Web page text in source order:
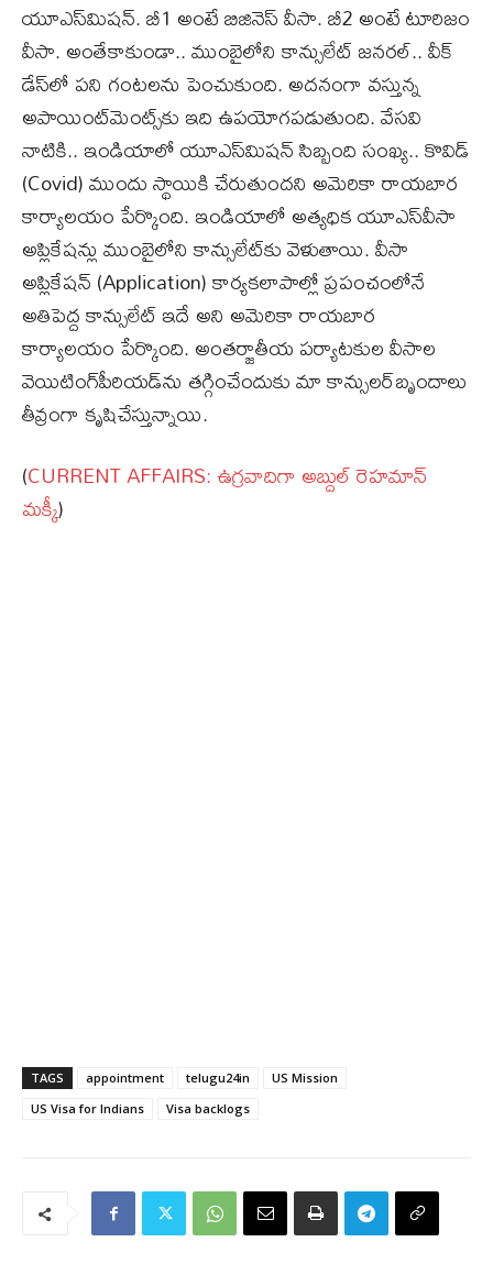
యూఎస్​మిషన్​. బీ1 అంటే బిజినెస్​ వీసా. బీ2 అంటే టూరిజం
వీసా. అంతేకాకుండా.. ముంబైలోని కాన్సులేట్​ జనరల్​.. వీక్​
డేస్​లో పని గంటలను పెంచుకుంది. అదనంగా వస్తున్న
అపాయింట్​మెంట్స్​కు ఇది ఉపయోగపడుతుంది. వేసవి
నాటికి.. ఇండియాలో యూఎస్​మిషన్​ సిబ్బంది సంఖ్య.. కొవిడ్​
(Covid) ముందు స్థాయికి చేరుతుందని అమెరికా రాయబార
కార్యాలయం పేర్కొంది. ఇండియాలో అత్యధిక యూఎస్​వీసా
అప్లికేషన్లు ముంబైలోని కాన్సులేట్‌కు వెళుతాయి. వీసా
అప్లికేషన్ (Application) కార్యకలాపాల్లో ప్రపంచంలోనే
అతిపెద్ద కాన్సులేట్ ఇదే అని అమెరికా రాయబార
కార్యాలయం పేర్కొంది. అంతర్జాతీయ పర్యాటకుల వీసాల
వెయిటింగ్​పీరియడ్‌ను తగ్గించేందుకు మా కాన్సులర్​బృందాలు
తీవ్రంగా కృషిచేస్తున్నాయి.
(CURRENT AFFAIRS: ఉగ్రవాదిగా అబ్దుల్ రెహమాన్
మక్కీ)
TAGS appointment telugu24in
US Mission
US Visa for Indians
Visa backlogs